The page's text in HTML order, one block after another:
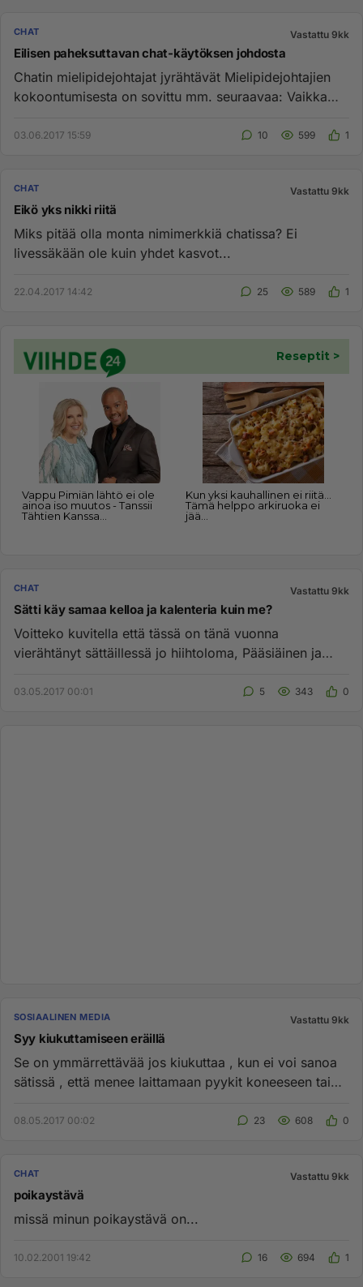
CHAT Vastattu 9kk
Eilisen paheksuttavan chat-käytöksen johdosta
Chatin mielipidejohtajat jyrähtävät Mielipidejohtajien
kokoontumisesta on sovittu mm. seuraavaa: Vaikka
03.06.2017 15:59 10 599 1
CHAT Vastattu 9kk
Eikö yks nikki riitä
Miks pitää olla monta nimimerkkiä chatissa? Ei
livessäkään ole kuin yhdet kasvot...
22.04.2017 14:42 25 589 1
CHAT Vastattu 9kk
Sätti käy samaa kelloa ja kalenteria kuin me?
Voitteko kuvitella että tässä on tänä vuonna
vierähtänyt sättäillessä jo hiihtoloma, Pääsiäinen ja
03.05.2017 00:01 5 343 0
SOSIAALINEN MEDIA Vastattu 9kk
Syy kiukuttamiseen eräillä
Se on ymmärrettävää jos kiukuttaa , kun ei voi sanoa
sätissä , että menee laittamaan pyykit koneeseen tai
08.05.2017 00:02 23 608 0
CHAT Vastattu 9kk
poikaystävä
missä minun poikaystävä on...
10.02.2001 19:42 16 694 1